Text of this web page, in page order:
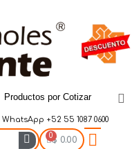
Productos por Cotizar
WhatsApp +52 55 1087 0600
$ 0.00